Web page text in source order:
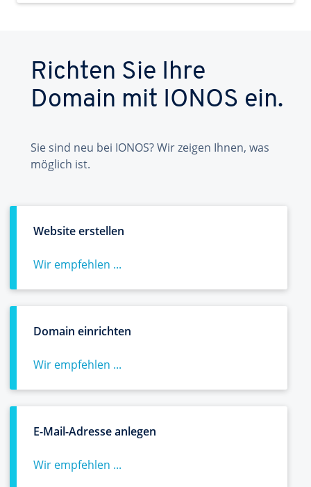
Richten Sie Ihre
Domain mit IONOS ein.
Sie sind neu bei IONOS? Wir zeigen Ihnen, was
möglich ist.
Website erstellen
Wir empfehlen ...
Domain einrichten
Wir empfehlen ...
E-Mail-Adresse anlegen
Wir empfehlen ...